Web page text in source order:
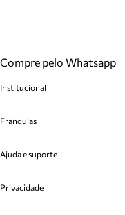
Compre pelo Whatsapp
Institucional
Cashback
Venda Corporativa
Mapa do Site
Franquias
Plano de Negócio
Ajuda e suporte
Cadastro
Privacidade